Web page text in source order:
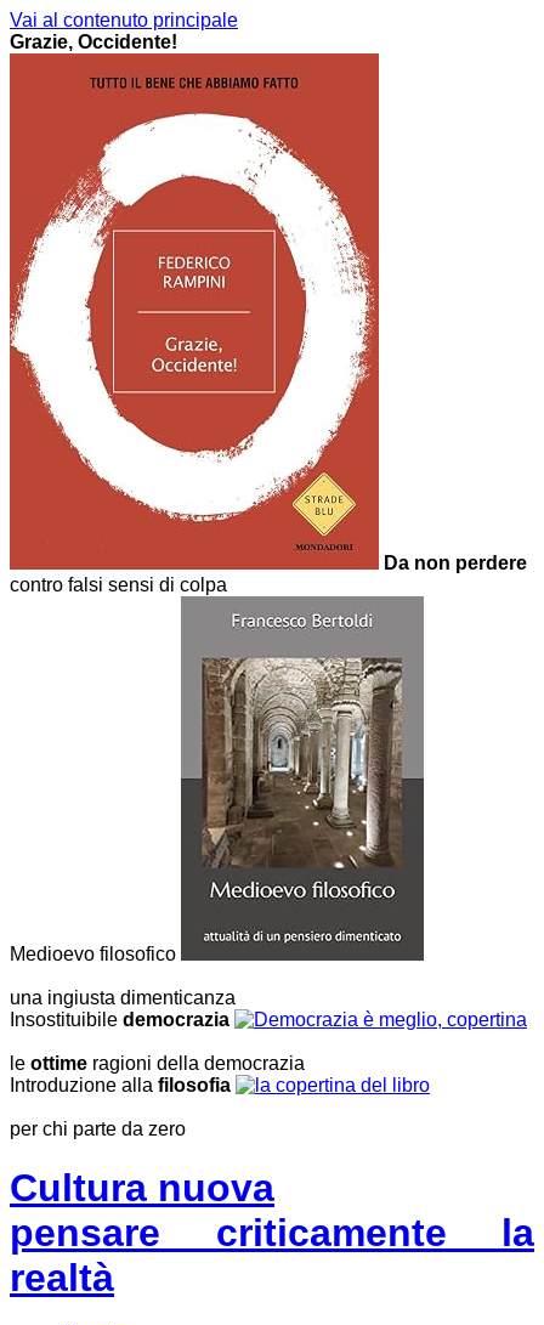
Vai al contenuto principale
Grazie, Occidente!
Da non perdere
contro falsi sensi di colpa
Medioevo filosofico
una ingiusta dimenticanza
Insostituibile democrazia
le ottime ragioni della democrazia
Introduzione alla filosofia
per chi parte da zero
Cultura nuova
pensare criticamente la
realtà